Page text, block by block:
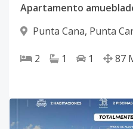
Apartamento
Punta Cana, Punta
2 1 1 87